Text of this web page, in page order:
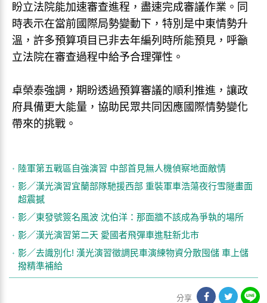
盼立法院能加速審查進程，盡速完成審議作業。同
時表示在當前國際局勢變動下，特別是中東情勢升
溫，許多預算項目已非去年編列時所能預見，呼籲
立法院在審查過程中給予合理彈性。
卓榮泰強調，期盼透過預算審議的順利推進，讓政
府具備更大能量，協助民眾共同因應國際情勢變化
帶來的挑戰。
陸軍第五戰區自強演習 中部首見無人機偵察地面敵情
影／漢光演習宜蘭部隊馳援西部 重裝軍車浩蕩夜行雪隧畫面
超震撼
影／東發號簽名風波 沈伯洋：那面牆不該成為爭執的場所
影／漢光演習第二天 愛國者飛彈車進駐新北市
影／去識別化! 漢光演習徵調民車演練物資分散囤儲 車上儲
撥精準補給
分享